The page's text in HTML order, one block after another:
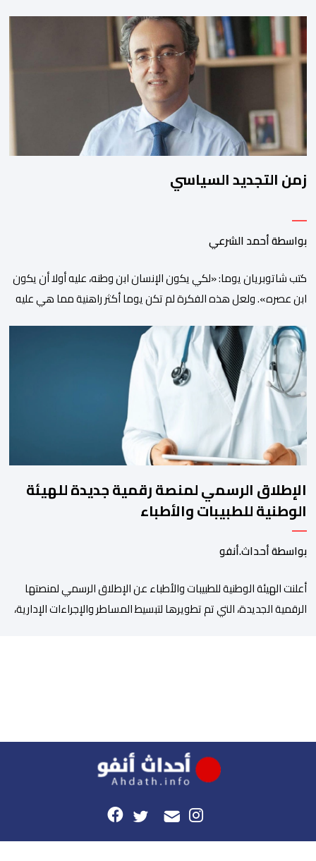
بطريقة غير شرعية، وذلك لكونه يشكل موضوع أمر دولي بإلقاء القبض
صادر في حقه من طرف السلطات القضائية بدولة الأراضي المنخفضة.
وقد جرى توقيف المعني […]
زمن التجديد السياسي
بواسطة أحمد الشرعي
كتب شاتوبريان يوما: «لكي يكون الإنسان ابن وطنه، عليه أولا أن يكون
ابن عصره». ولعل هذه الفكرة لم تكن يوما أكثر راهنية مما هي عليه
واضحة وطموحات كبيرة. فمنذ أكثر من عقدين، وبقيادة صاحب الجلالة
الملك محمد السادس، شهدت المملكة تحولات عميقة على مختلف
المستويات.غير أن […]
الإطلاق الرسمي لمنصة رقمية جديدة للهيئة
الوطنية للطبيبات والأطباء
بواسطة أحداث.أنفو
أعلنت الهيئة الوطنية للطبيبات والأطباء عن الإطلاق الرسمي لمنصتها
الرقمية الجديدة، التي تم تطويرها لتبسيط المساطر والإجراءات الإدارية،